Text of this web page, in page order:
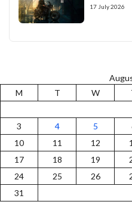
17 July 2026
M
T W
3
4 5
10
11 12
17
18 19
24
25 26
31